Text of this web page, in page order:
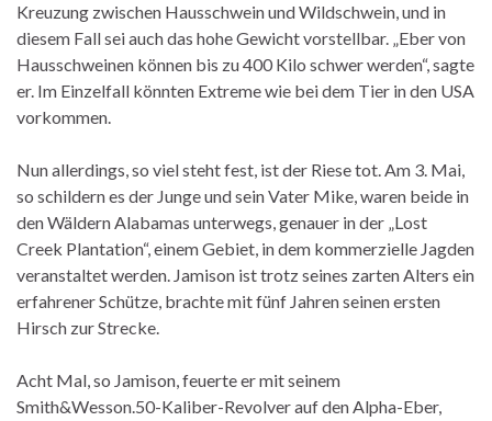
Kreuzung zwischen Hausschwein und Wildschwein, und in
diesem Fall sei auch das hohe Gewicht vorstellbar. „Eber von
Hausschweinen können bis zu 400 Kilo schwer werden“, sagte
er. Im Einzelfall könnten Extreme wie bei dem Tier in den USA
vorkommen.
Nun allerdings, so viel steht fest, ist der Riese tot. Am 3. Mai,
so schildern es der Junge und sein Vater Mike, waren beide in
den Wäldern Alabamas unterwegs, genauer in der „Lost
Creek Plantation“, einem Gebiet, in dem kommerzielle Jagden
veranstaltet werden. Jamison ist trotz seines zarten Alters ein
erfahrener Schütze, brachte mit fünf Jahren seinen ersten
Hirsch zur Strecke.
Acht Mal, so Jamison, feuerte er mit seinem
Smith&Wesson.50-Kaliber-Revolver auf den Alpha-Eber,